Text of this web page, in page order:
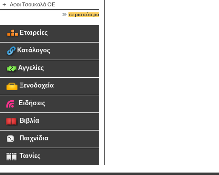
+ Αφοι Τσουκαλά ΟΕ
περισσότερα
Εταιρείες
Κατάλογος
Αγγελίες
Ξενοδοχεία
Ειδήσεις
Βιβλία
Παιχνίδια
Ταινίες